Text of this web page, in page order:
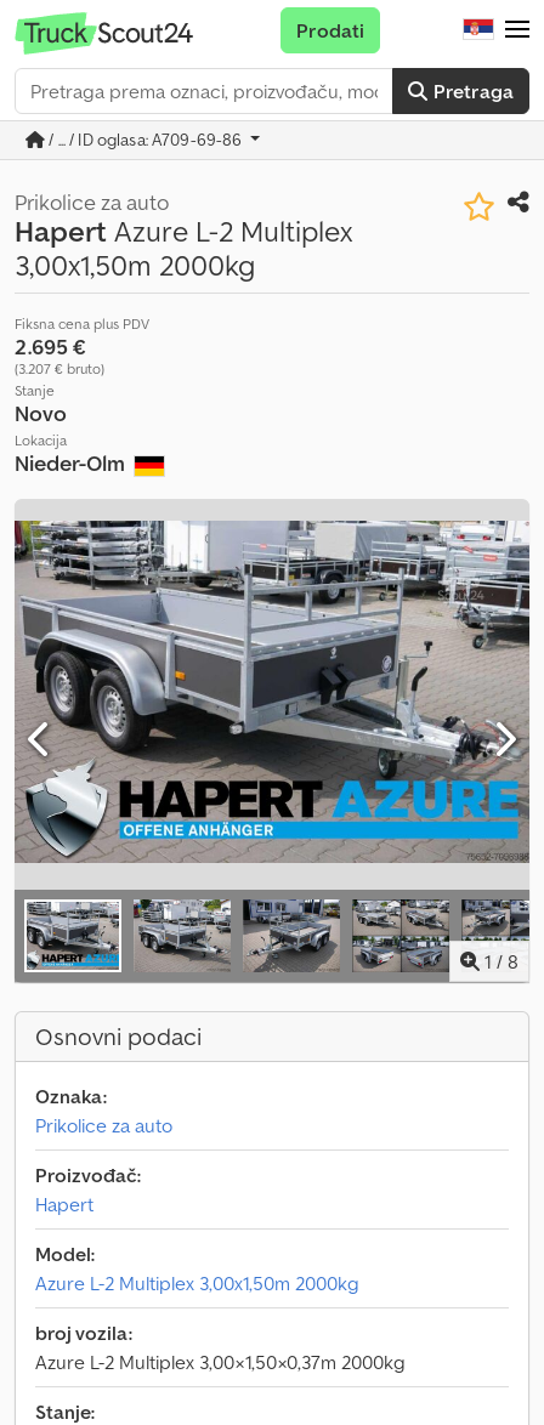
Pretraga
Prodati
/ ... / ID oglasa: A709-69-86
Prikolice za auto
HapertAzure L-2 Multiplex
3,00x1,50m 2000kg
Fiksna cena plus PDV
2.695 €
(3.207 € bruto)
Stanje
Novo
Lokacija
Nieder-Olm
1 / 8
Osnovni podaci
Oznaka:
Prikolice za auto
Proizvođač:
Hapert
Model:
Azure L-2 Multiplex 3,00x1,50m 2000kg
broj vozila:
Azure L-2 Multiplex 3,00×1,50×0,37m 2000kg
Stanje: